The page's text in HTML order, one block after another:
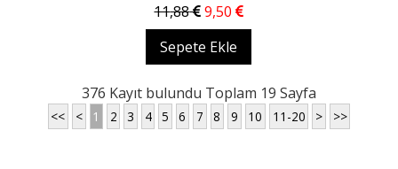
11,88 9,50
Sepete Ekle
376 Kayıt bulundu Toplam 19 Sayfa
<< < 1 2 3 4 5 6 7 8 9 10 11-20 > >>